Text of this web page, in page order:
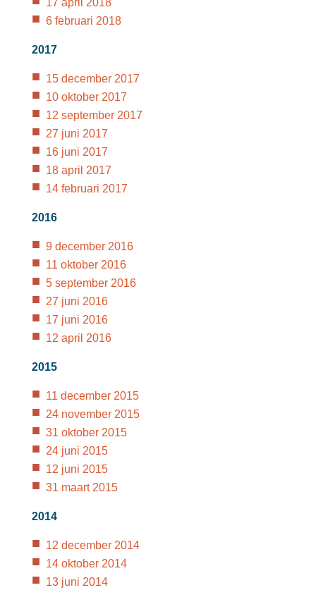
6 februari 2018
2017
15 december 2017
10 oktober 2017
12 september 2017
27 juni 2017
16 juni 2017
18 april 2017
14 februari 2017
2016
9 december 2016
11 oktober 2016
5 september 2016
27 juni 2016
17 juni 2016
12 april 2016
2015
11 december 2015
24 november 2015
31 oktober 2015
24 juni 2015
12 juni 2015
31 maart 2015
2014
12 december 2014
14 oktober 2014
13 juni 2014